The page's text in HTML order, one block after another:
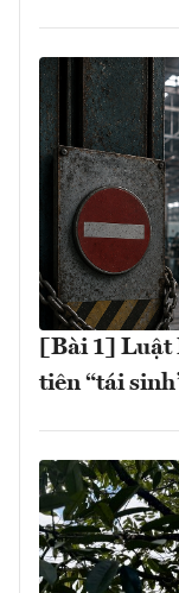
[Bài 1]
tiên “tái